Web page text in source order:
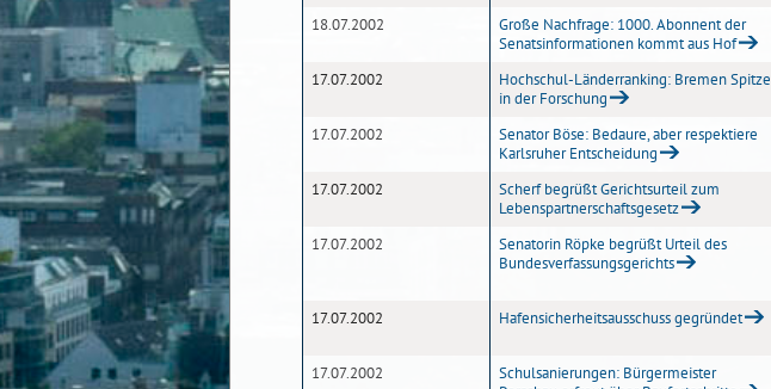
18.07.2002
Große Nachfrage: 1000. Abonnent der
Senatsinformationen kommt aus Hof
17.07.2002
Hochschul-Länderranking: Bremen Spitze
in der Forschung
17.07.2002
Senator Böse: Bedaure, aber respektiere
Karlsruher Entscheidung
17.07.2002
Scherf begrüßt Gerichtsurteil zum
Lebenspartnerschaftsgesetz
17.07.2002
Senatorin Röpke begrüßt Urteil des
Bundesverfassungsgerichts
17.07.2002
Hafensicherheitsausschuss gegründet
17.07.2002
Schulsanierungen: Bürgermeister